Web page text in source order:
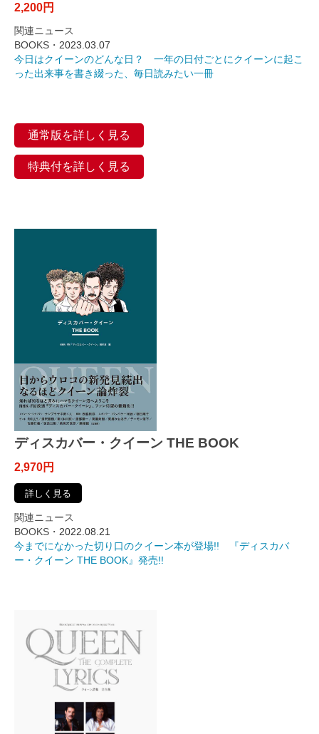
2,200円
関連ニュース
BOOKS・ 2023.03.07
今日はクイーンのどんな日？ 一年の日付ごとにクイーンに起こ
った出来事を書き綴った、毎日読みたい一冊
通常版を詳しく見る
特典付を詳しく見る
ディスカバー・クイーン THE BOOK
2,970円
詳しく見る
関連ニュース
BOOKS・ 2022.08.21
今までになかった切り口のクイーン本が登場!! 『ディスカバ
ー・クイーン THE BOOK』発売!!